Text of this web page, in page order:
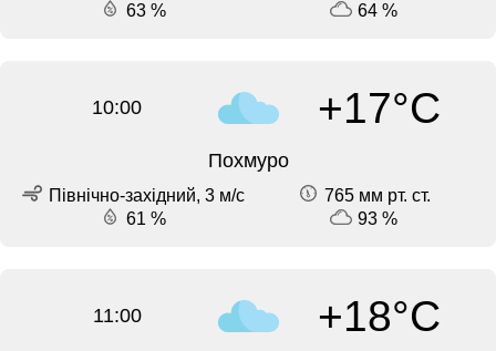
63 % 64 %
10:00 +17°C
Похмуро
Північно-західний, 3 м/с
765 мм рт. ст.
61 %
93 %
11:00 +18°C